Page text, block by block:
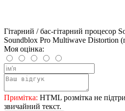
Гітарний / бас-гітарний процесор
Soundblox Pro Multiwave Distortion
Моя оцінка:
Примітка: HTML розмітка не
звичайний текст.